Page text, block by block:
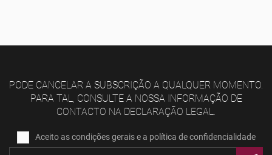
PODE CANCELAR A SUBSCRIÇÃO A QUALQUER MOMENTO.
PARA TAL, CONSULTE A NOSSA INFORMAÇÃO DE
CONTACTO NA DECLARAÇÃO LEGAL.
Aceito as condições gerais e a política de confidencialidade